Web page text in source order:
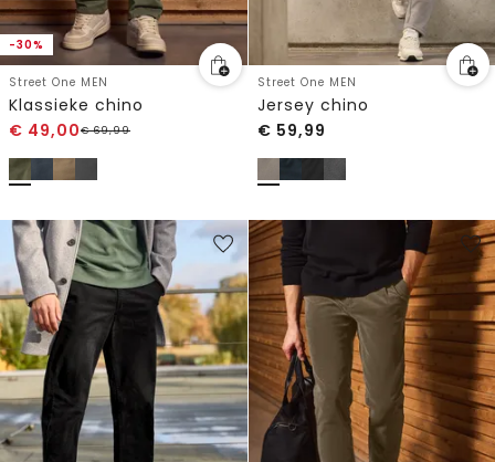
-30%
Street One MEN
Klassieke chino
€ 49,00€69,99
Street One MEN
Jersey chino
€ 59,99